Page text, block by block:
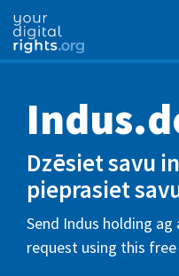
Dzēsiet savu
pieprasiet
Send Indus holding
request using this